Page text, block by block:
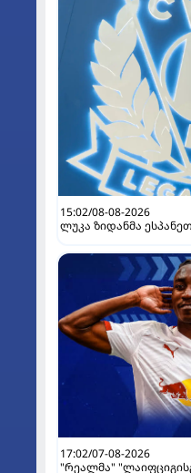
15:02/08-08-2026
ლუკა ზიდანმა
17:02/07-08-2026
"რეალმა"